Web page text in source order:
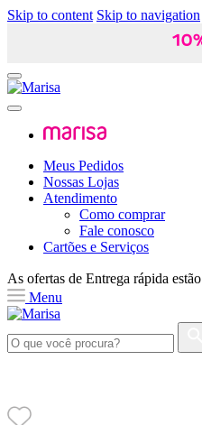
Skip to content Skip to navigation
Meus Pedidos
Nossas Lojas
Atendimento
Como comprar
Fale conosco
Cartões e Serviços
As ofertas de Entrega rápida
Menu